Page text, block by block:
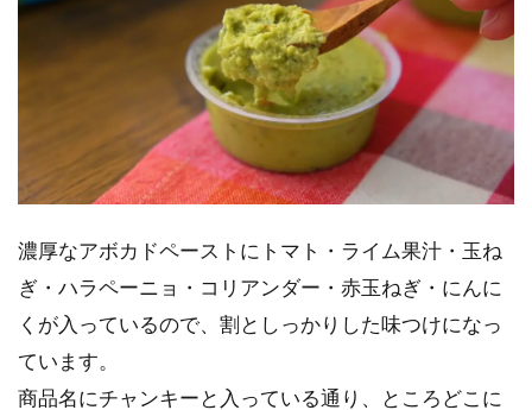
濃厚なアボカドペーストにトマト・ライム果汁・玉ね
ぎ・ハラペーニョ・コリアンダー・赤玉ねぎ・にんに
くが入っているので、割としっかりした味つけになっ
ています。
商品名にチャンキーと入っている通り、ところどこに